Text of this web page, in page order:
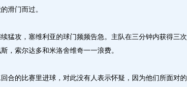
滑门而过。
攻，塞维利亚的球门频频告急。主队在三分钟内获得三次
，索尔达多和米洛舍维奇一一浪费。
的比赛里进球，对此没有人表示怀疑，因为他们所面对的